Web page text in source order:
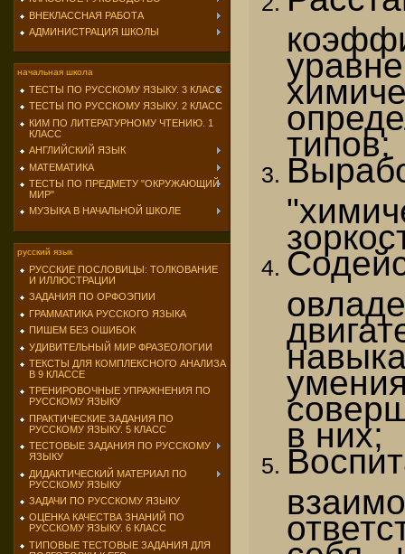
ВНЕКЛАССНАЯ РАБОТА
АДМИНИСТРАЦИЯ ШКОЛЫ
начальная школа
ТЕСТЫ ПО РУССКОМУ ЯЗЫКУ. 3 КЛАСС
ТЕСТЫ ПО РУССКОМУ ЯЗЫКУ. 2 КЛАСС
КИМ ПО ЛИТЕРАТУРНОМУ ЧТЕНИЮ. 1
КЛАСС
АНГЛИЙСКИЙ ЯЗЫК
МАТЕМАТИКА
ТЕСТЫ ПО ПРЕДМЕТУ "ОКРУЖАЮЩИЙ
МИР"
МУЗЫКА В НАЧАЛЬНОЙ ШКОЛЕ
русский язык
РУССКИЕ ПОСЛОВИЦЫ: ТОЛКОВАНИЕ
И ИЛЛЮСТРАЦИИ
ЗАДАНИЯ ПО ОРФОЭПИИ
ГРАММАТИКА РУССКОГО ЯЗЫКА
ПИШЕМ БЕЗ ОШИБОК
УДИВИТЕЛЬНЫЙ МИР ФРАЗЕОЛОГИИ
ТЕКСТЫ ДЛЯ КОМПЛЕКСНОГО АНАЛИЗА
В 9 КЛАССЕ
ТРЕНИРОВОЧНЫЕ УПРАЖНЕНИЯ ПО
РУССКОМУ ЯЗЫКУ
ПРАКТИЧЕСКИЕ ЗАДАНИЯ ПО
РУССКОМУ ЯЗЫКУ. 5 КЛАСС
ТЕСТОВЫЕ ЗАДАНИЯ ПО РУССКОМУ
ЯЗЫКУ
ДИДАКТИЧЕСКИЙ МАТЕРИАЛ ПО
РУССКОМУ ЯЗЫКУ
ЗАДАЧИ ПО РУССКОМУ ЯЗЫКУ
ОЦЕНКА КАЧЕСТВА ЗНАНИЙ ПО
РУССКОМУ ЯЗЫКУ. 6 КЛАСС
ТИПОВЫЕ ТЕСТОВЫЕ ЗАДАНИЯ ДЛЯ
типов;
в них;
себя